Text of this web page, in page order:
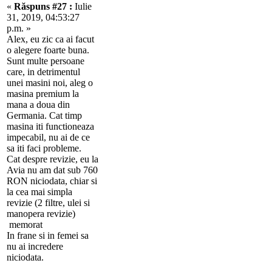
« Răspuns #27 : Iulie
31, 2019, 04:53:27
p.m. »
Alex, eu zic ca ai facut
o alegere foarte buna.
Sunt multe persoane
care, in detrimentul
unei masini noi, aleg o
masina premium la
mana a doua din
Germania. Cat timp
masina iti functioneaza
impecabil, nu ai de ce
sa iti faci probleme.
Cat despre revizie, eu la
Avia nu am dat sub 760
RON niciodata, chiar si
la cea mai simpla
revizie (2 filtre, ulei si
manopera revizie)
memorat
In frane si in femei sa
nu ai incredere
niciodata.